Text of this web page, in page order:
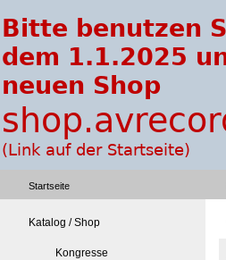
Startseite
Katalog / Shop
Kongresse